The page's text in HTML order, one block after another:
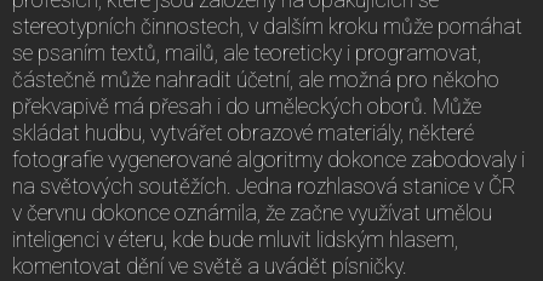
stereotypních činnostech, v dalším kroku může pomáhat
se psaním textů, mailů, ale teoreticky i programovat,
částečně může nahradit účetní, ale možná pro někoho
překvapivě má přesah i do uměleckých oborů. Může
skládat hudbu, vytvářet obrazové materiály, některé
fotografie vygenerované algoritmy dokonce zabodovaly i
na světových soutěžích. Jedna rozhlasová stanice v ČR
v červnu dokonce oznámila, že začne využívat umělou
inteligenci v éteru, kde bude mluvit lidským hlasem,
komentovat dění ve světě a uvádět písničky.